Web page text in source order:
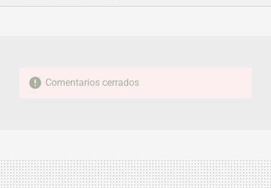
FACEBOOKTWITTERFLIPBOARD
E-
WHATSAPP
Comentarios cerrados